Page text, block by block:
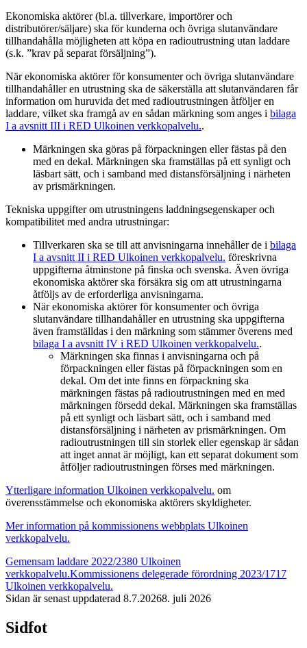
Ekonomiska aktörer (bl.a. tillverkare, importörer och
distributörer/säljare) ska för kunderna och övriga slutanvändare
tillhandahålla möjligheten att köpa en radioutrustning utan laddare
(s.k. ”krav på separat försäljning”).
När ekonomiska aktörer för konsumenter och övriga slutanvändare
tillhandahåller en utrustning ska de säkerställa att slutanvändaren får
information om huruvida det med radioutrustningen åtföljer en
laddare, vilket ska framgå av en sådan märkning som anges i bilaga
I a avsnitt III i RED Ulkoinen verkkopalvelu..
Märkningen ska göras på förpackningen eller fästas på den
med en dekal. Märkningen ska framställas på ett synligt och
läsbart sätt, och i samband med distansförsäljning i närheten
av prismärkningen.
Tekniska uppgifter om utrustningens laddningsegenskaper och
kompatibilitet med andra utrustningar:
Tillverkaren ska se till att anvisningarna innehåller de i bilaga
I a avsnitt II i RED Ulkoinen verkkopalvelu. föreskrivna
uppgifterna åtminstone på finska och svenska. Även övriga
ekonomiska aktörer ska försäkra sig om att utrustningarna
åtföljs av de erforderliga anvisningarna.
När ekonomiska aktörer för konsumenter och övriga
slutanvändare tillhandahåller en utrustning ska uppgifterna
även framställdas i den märkning som stämmer överens med
bilaga I a avsnitt IV i RED Ulkoinen verkkopalvelu..
Märkningen ska finnas i anvisningarna och på
förpackningen eller fästas på förpackningen som en
dekal. Om det inte finns en förpackning ska
märkningen fästas på radioutrustningen med en med
märkningen försedd dekal. Märkningen ska framställas
på ett synligt och läsbart sätt, och i samband med
distansförsäljning i närheten av prismärkningen. Om
radioutrustningen till sin storlek eller egenskap är sådan
att inget annat är möjligt, kan ett separat dokument som
åtföljer radioutrustningen förses med märkningen.
Ytterligare information Ulkoinen verkkopalvelu. om
överensstämmelse och ekonomiska aktörers skyldigheter.
Mer information på kommissionens webbplats Ulkoinen
verkkopalvelu.
Gemensam laddare 2022/2380 Ulkoinen
verkkopalvelu.Kommissionens delegerade förordning 2023/1717
Ulkoinen verkkopalvelu.
Sidan är senast uppdaterad 8.7.20268. juli 2026
Sidfot